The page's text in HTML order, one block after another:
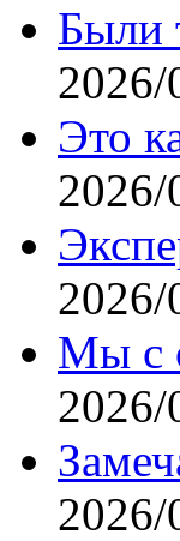
Были
2026/
Это
2026/
2026/
Мы с
2026/
2026/